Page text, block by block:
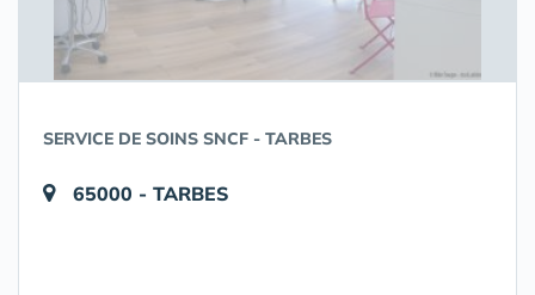
SERVICE DE SOINS SNCF - TARBES
65000 - TARBES